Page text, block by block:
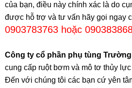
của bạn, điều này chính xác là do
được hỗ trợ và tư vấn hãy gọi ngay
0903783763 hoặc
Công ty cổ phần phụ tùng
cung cấp ruột bơm và mô tơ thủy
Đến với chúng tôi các bạn cứ yên